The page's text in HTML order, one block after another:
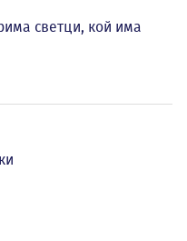
светци, кой има